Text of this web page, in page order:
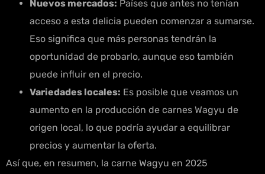
Nuevos mercados: Países que antes no tenían
acceso a esta delicia pueden comenzar a sumarse.
Eso significa que más personas tendrán la
oportunidad de probarlo, aunque eso también
puede influir en el precio.
Variedades locales: Es posible que veamos un
aumento en la producción de carnes Wagyu de
origen local, lo que podría ayudar a equilibrar
precios y aumentar la oferta.
Así que, en resumen, la carne Wagyu en 2025